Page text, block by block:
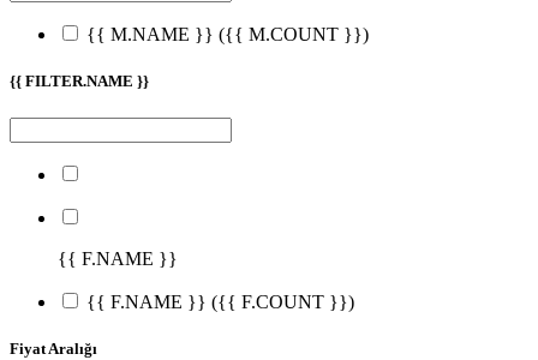
{{ M.NAME }} ({{ M.COUNT }})
{{ FILTER.NAME }}
{{ F.NAME }}
{{ F.NAME }} ({{ F.COUNT }})
Fiyat Aralığı